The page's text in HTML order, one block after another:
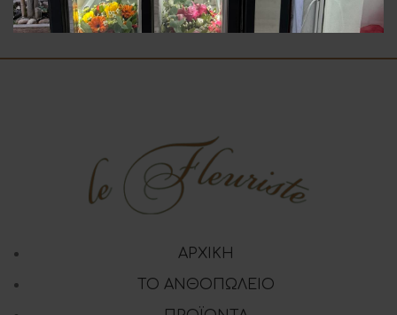
30.00€
30.00 €
ΑΡΧΙΚΗ
ΤΟ ΑΝΘΟΠΩΛΕΙΟ